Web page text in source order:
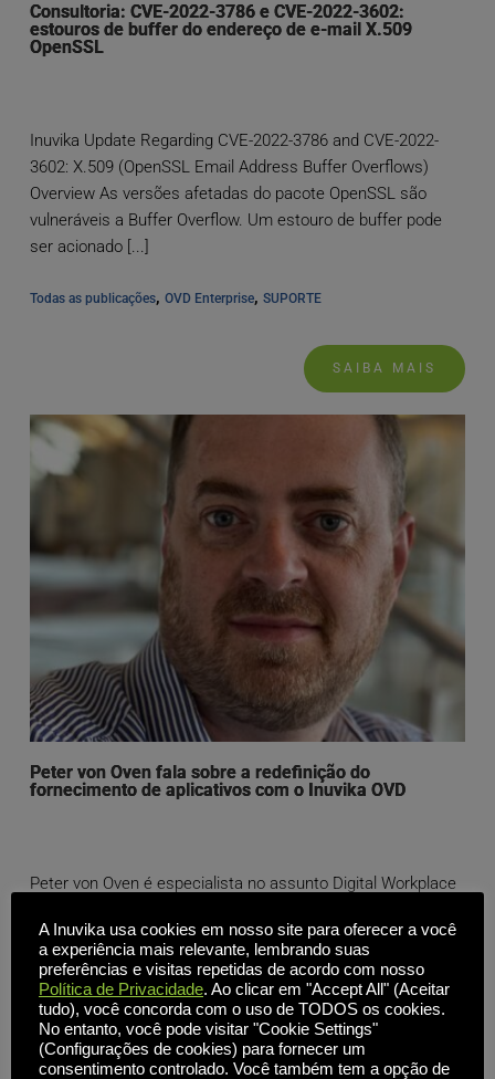
Consultoria: CVE-2022-3786 e CVE-2022-3602:
estouros de buffer do endereço de e-mail X.509
OpenSSL
Inuvika Update Regarding CVE-2022-3786 and CVE-2022-
3602: X.509 (OpenSSL Email Address Buffer Overflows)
Overview As versões afetadas do pacote OpenSSL são
vulneráveis a Buffer Overflow. Um estouro de buffer pode
ser acionado [...]
Todas as publicações, OVD Enterprise, SUPORTE
SAIBA MAIS
Peter von Oven fala sobre a redefinição do
fornecimento de aplicativos com o Inuvika OVD
Peter von Oven é especialista no assunto Digital Workplace
últimos anos, ele publicou vários livros focados
principalmente em [...]
Todas as publicações, Alternativas Citrix e Vmware, Notícias, OVD
Enterprise, Acesso remoto e produtividade
A Inuvika usa cookies em nosso site para oferecer a você
a experiência mais relevante, lembrando suas
preferências e visitas repetidas de acordo com nosso
Política de Privacidade. Ao clicar em "Accept All" (Aceitar
tudo), você concorda com o uso de TODOS os cookies.
No entanto, você pode visitar "Cookie Settings"
(Configurações de cookies) para fornecer um
consentimento controlado. Você também tem a opção de